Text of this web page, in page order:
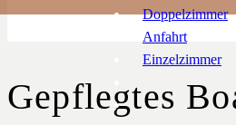
Doppelzimmer
Einzelzimmer
Anfahrt
Gepflegtes